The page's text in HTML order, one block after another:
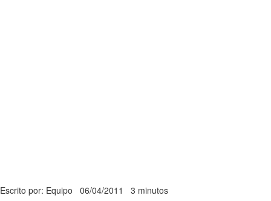
Escrito por: Equipo 06/04/2011 3 minutos